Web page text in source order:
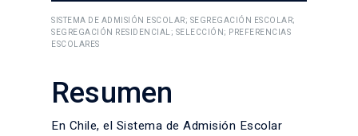
SISTEMA DE ADMISIÓN ESCOLAR; SEGREGACIÓN ESCOLAR;
SEGREGACIÓN RESIDENCIAL; SELECCIÓN; PREFERENCIAS
ESCOLARES
Resumen
En Chile, el Sistema de Admisión Escolar